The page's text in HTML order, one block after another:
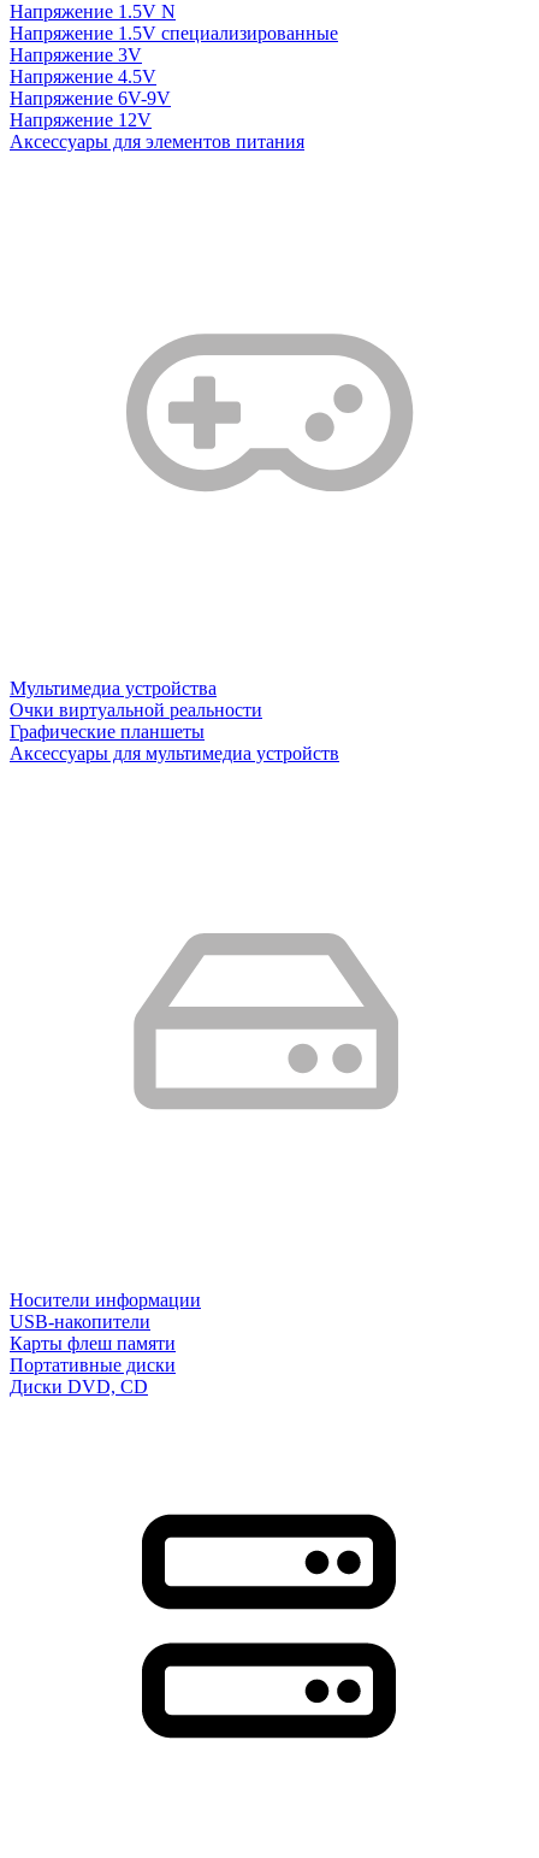
Напряжение 1.5V N
Напряжение 1.5V специализированные
Напряжение 3V
Напряжение 4.5V
Напряжение 6V-9V
Напряжение 12V
Аксессуары для элементов питания
Мультимедиа устройства
Очки виртуальной реальности
Графические планшеты
Аксессуары для мультимедиа устройств
Носители информации
USB-накопители
Карты флеш памяти
Портативные диски
Диски DVD, CD